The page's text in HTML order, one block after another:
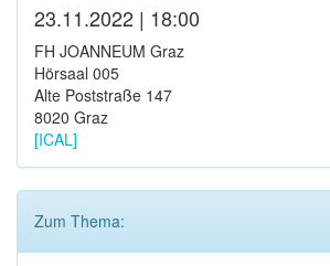
23.11.2022 | 18:00
FH JOANNEUM Graz
Hörsaal 005
Alte Poststraße 147
8020 Graz
[ICAL]
Zum Thema: